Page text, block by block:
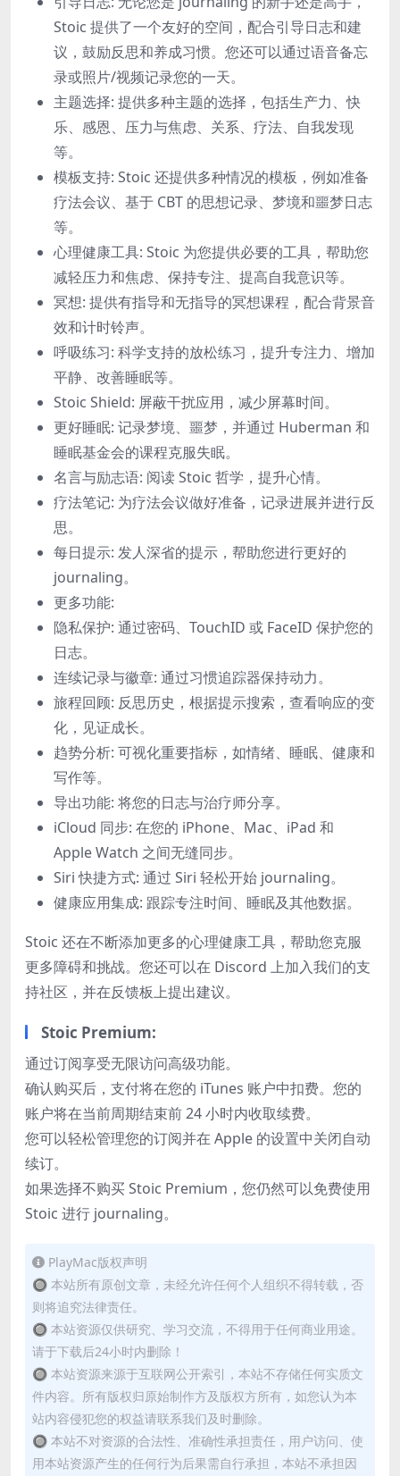
Stoic 提供了一个友好的空间，配合引导日志和建
议，鼓励反思和养成习惯。您还可以通过语音备忘
录或照片/视频记录您的一天。
主题选择: 提供多种主题的选择，包括生产力、快
乐、感恩、压力与焦虑、关系、疗法、自我发现
等。
模板支持: Stoic 还提供多种情况的模板，例如准备
疗法会议、基于 CBT 的思想记录、梦境和噩梦日志
等。
心理健康工具: Stoic 为您提供必要的工具，帮助您
减轻压力和焦虑、保持专注、提高自我意识等。
冥想: 提供有指导和无指导的冥想课程，配合背景音
效和计时铃声。
呼吸练习: 科学支持的放松练习，提升专注力、增加
平静、改善睡眠等。
Stoic Shield: 屏蔽干扰应用，减少屏幕时间。
更好睡眠: 记录梦境、噩梦，并通过 Huberman 和
睡眠基金会的课程克服失眠。
名言与励志语: 阅读 Stoic 哲学，提升心情。
疗法笔记: 为疗法会议做好准备，记录进展并进行反
思。
每日提示: 发人深省的提示，帮助您进行更好的
journaling。
更多功能:
隐私保护: 通过密码、TouchID 或 FaceID 保护您的
日志。
连续记录与徽章: 通过习惯追踪器保持动力。
旅程回顾: 反思历史，根据提示搜索，查看响应的变
化，见证成长。
趋势分析: 可视化重要指标，如情绪、睡眠、健康和
写作等。
导出功能: 将您的日志与治疗师分享。
iCloud 同步: 在您的 iPhone、Mac、iPad 和
Apple Watch 之间无缝同步。
Siri 快捷方式: 通过 Siri 轻松开始 journaling。
健康应用集成: 跟踪专注时间、睡眠及其他数据。
Stoic 还在不断添加更多的心理健康工具，帮助您克服
更多障碍和挑战。您还可以在 Discord 上加入我们的支
持社区，并在反馈板上提出建议。
Stoic Premium:
通过订阅享受无限访问高级功能。
确认购买后，支付将在您的 iTunes 账户中扣费。您的
账户将在当前周期结束前 24 小时内收取续费。
您可以轻松管理您的订阅并在 Apple 的设置中关闭自动
续订。
如果选择不购买 Stoic Premium，您仍然可以免费使用
Stoic 进行 journaling。
PlayMac版权声明
🔘 本站所有原创文章，未经允许任何个人组织不得转载，否
则将追究法律责任。
🔘 本站资源仅供研究、学习交流，不得用于任何商业用途。
请于下载后24小时内删除！
🔘 本站资源来源于互联网公开索引，本站不存储任何实质文
件内容。所有版权归原始制作方及版权方所有，如您认为本
站内容侵犯您的权益请联系我们及时删除。
🔘 本站不对资源的合法性、准确性承担责任，用户访问、使
用本站资源产生的任何行为后果需自行承担，本站不承担因